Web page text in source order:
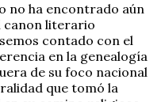
no ha encontrado aún
canon literario
contado con el
en la genealogía
de su foco nacional
que tomó la